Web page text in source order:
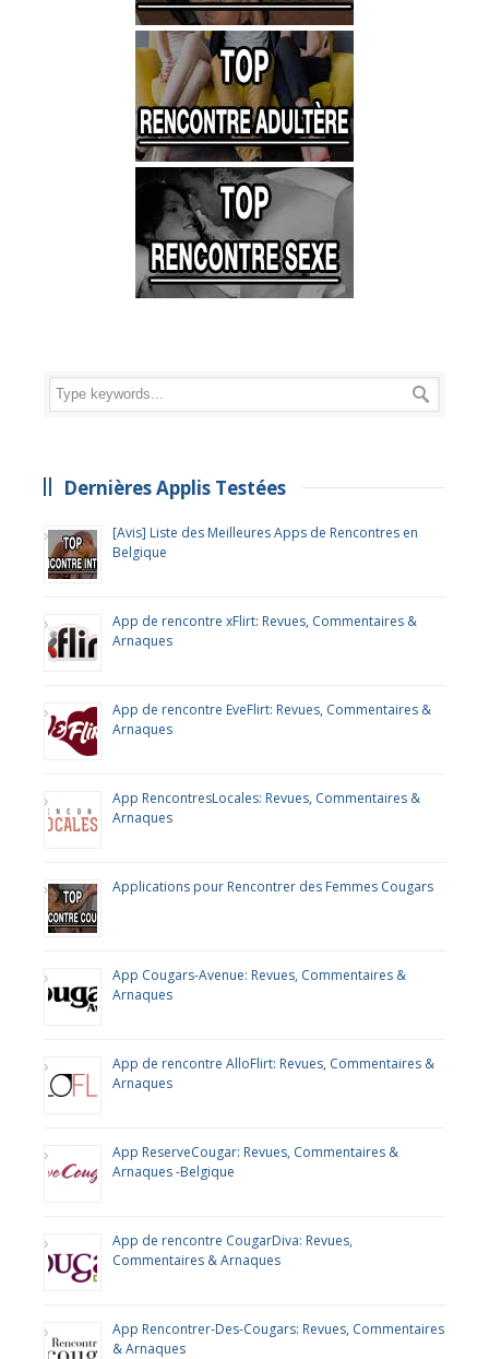
Dernières Applis Testées
[Avis] Liste des Meilleures Apps de Rencontres en
Belgique
App de rencontre xFlirt: Revues, Commentaires &
Arnaques
App de rencontre EveFlirt: Revues, Commentaires &
Arnaques
App RencontresLocales: Revues, Commentaires &
Arnaques
Applications pour Rencontrer des Femmes Cougars
App Cougars-Avenue: Revues, Commentaires &
Arnaques
App de rencontre AlloFlirt: Revues, Commentaires &
Arnaques
App ReserveCougar: Revues, Commentaires &
Arnaques -Belgique
App de rencontre CougarDiva: Revues,
Commentaires & Arnaques
App Rencontrer-Des-Cougars: Revues, Commentaires
& Arnaques